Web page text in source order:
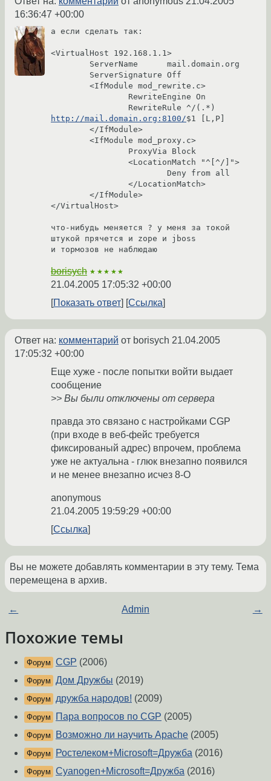
16:36:47 +00:00
а если сделать так:
<VirtualHost 192.168.1.1>
http://mail.domain.org:8100/$1 [L,P]
</VirtualHost>
что-нибудь меняется ? у меня за токой
штукой прячется и zope и jboss
и тормозов не наблюдаю
borisych ★★★★★
21.04.2005 17:05:32 +00:00
Показать ответ
Ссылка
Ответ на: комментарий от borisych 21.04.2005
17:05:32 +00:00
Еще хуже - после попытки войти выдает
сообщение
>> Вы были отключены от сервера
правда это связано с настройками CGP
(при входе в веб-фейс требуется
фиксированый адрес) впрочем, проблема
уже не актуальна - глюк внезапно появился
и не менее внезапно исчез 8-О
anonymous
21.04.2005 19:59:29 +00:00
Ссылка
Вы не можете добавлять комментарии в эту тему. Тема
перемещена в архив.
← Admin →
Похожие темы
Форум CGP (2006)
Форум Дом Дружбы (2019)
Форум дружба народов! (2009)
Форум Пара вопросов по CGP (2005)
Форум Возможно ли научить Apache (2005)
Форум Ростелеком+Microsoft=Дружба (2016)
Форум Cyanogen+Microsoft=Дружба (2016)